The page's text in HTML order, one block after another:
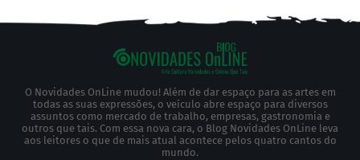
O Novidades OnLine mudou! Além de dar espaço para as artes em
todas as suas expressões, o veículo abre espaço para diversos
assuntos como mercado de trabalho, empresas, gastronomia e
outros que tais. Com essa nova cara, o Blog Novidades OnLine leva
aos leitores o que de mais atual acontece pelos quatro cantos do
mundo.